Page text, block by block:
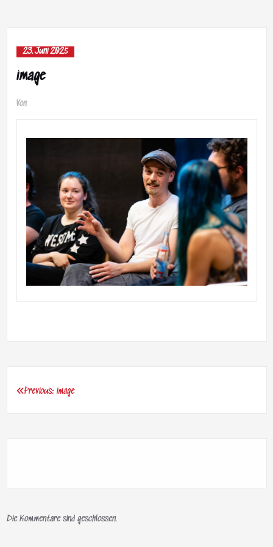
23. Juni 2025
image
Von
Beitragsnavigation
Previous: image
Die Kommentare sind geschlossen.